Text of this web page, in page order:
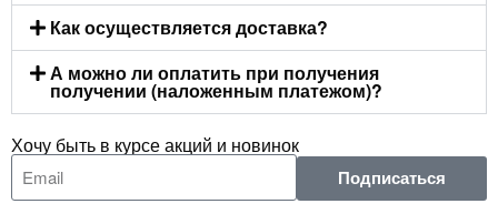
Как осуществляется доставка?
А можно ли оплатить при получения
получении (наложенным платежом)?
Хочу быть в курсе акций и новинок
Подписаться